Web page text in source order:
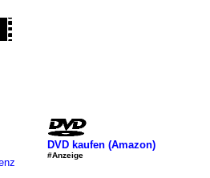
DVD kaufen (Amazon)
#Anzeige